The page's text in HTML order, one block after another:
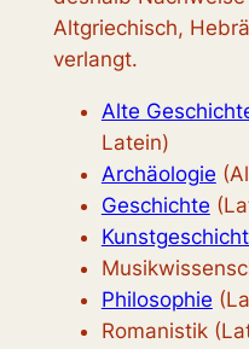
Altgriechisch,
verlangt.
Alte
Latein)
Archäologie
Geschichte
Philosophie
Romanistik